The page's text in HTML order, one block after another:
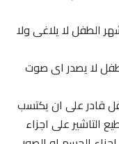
4 اشهر الى عمر 7 اشهر الطفل لا يلاغى ولا
الطفل لا يصدر اى صوت
على ان يكتسب
على اجزاء